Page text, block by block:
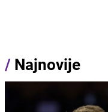
/ Najnovije